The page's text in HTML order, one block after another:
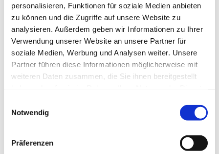
personalisieren, Funktionen für soziale Medien anbieten
zu können und die Zugriffe auf unsere Website zu
analysieren. Außerdem geben wir Informationen zu Ihrer
Verwendung unserer Website an unsere Partner für
soziale Medien, Werbung und Analysen weiter. Unsere
Partner führen diese Informationen möglicherweise mit
weiteren Daten zusammen, die Sie ihnen bereitgestellt
Notwendig
Präferenzen
Zimmer mit Etagenbett
45 € pro Person
ein Etagenbett
zzgl. 15 € Frühstück auf Anfrage